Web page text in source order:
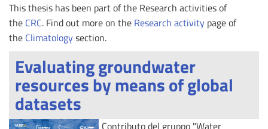
This thesis has been part of the Research activities of
the CRC. Find out more on the Research activity page of
the Climatologysection.
Evaluating groundwater
resources by means of global
datasets